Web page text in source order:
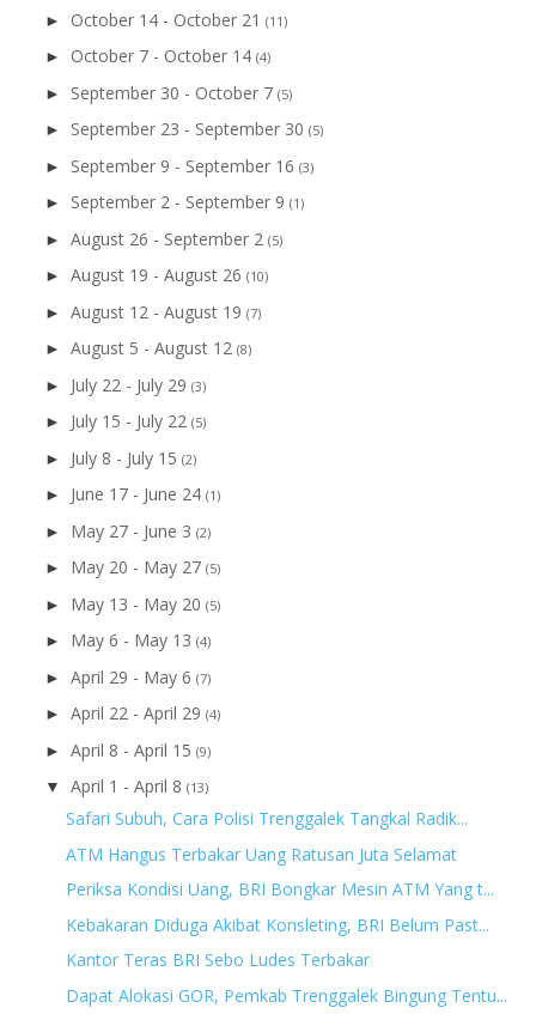
► October 14 - October 21 (11)
► October 7 - October 14 (4)
► September 30 - October 7 (5)
► September 23 - September 30 (5)
► September 9 - September 16 (3)
► September 2 - September 9 (1)
► August 26 - September 2 (5)
► August 19 - August 26 (10)
► August 12 - August 19 (7)
► August 5 - August 12 (8)
► July 22 - July 29 (3)
► July 15 - July 22 (5)
► July 8 - July 15 (2)
► June 17 - June 24 (1)
► May 27 - June 3 (2)
► May 20 - May 27 (5)
► May 13 - May 20 (5)
► May 6 - May 13 (4)
► April 29 - May 6 (7)
► April 22 - April 29 (4)
► April 8 - April 15 (9)
▼ April 1 - April 8 (13)
Safari Subuh, Cara Polisi Trenggalek Tangkal Radik...
ATM Hangus Terbakar Uang Ratusan Juta Selamat
Periksa Kondisi Uang, BRI Bongkar Mesin ATM Yang t...
Kebakaran Diduga Akibat Konsleting, BRI Belum Past...
Kantor Teras BRI Sebo Ludes Terbakar
Dapat Alokasi GOR, Pemkab Trenggalek Bingung Tentu...